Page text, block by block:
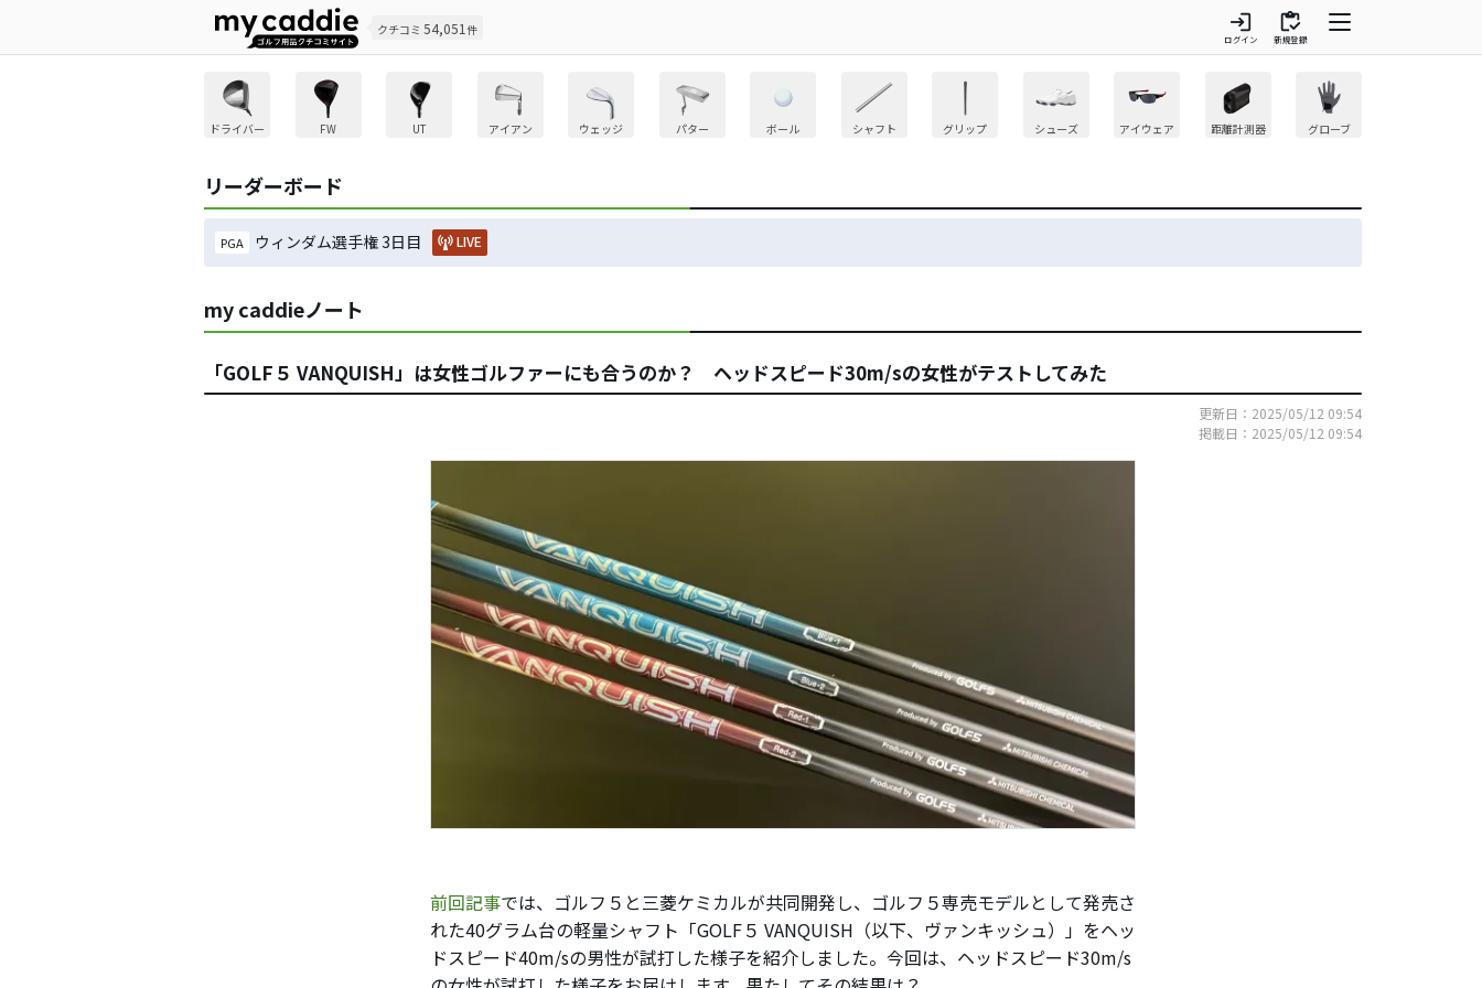
クチコミ 54,051 件 login
ログイン
inventory
新規登録
ドライバー FW UT アイアン ウェッジ パター ボール シャフト グリップ シューズ アイウェア 距離計測器 グローブ
リーダーボード
PGA ウィンダム選手権 3日目 LIVE
my caddieノート
「GOLF５ VANQUISH」は女性ゴルファーにも合うのか？ ヘッドスピード30m/sの女性がテストしてみた
更新日：2025/05/12 09:54
掲載日：2025/05/12 09:54
前回記事では、ゴルフ５と三菱ケミカルが共同開発し、ゴルフ５専売モデルとして発売さ
れた40グラム台の軽量シャフト「GOLF５ VANQUISH（以下、ヴァンキッシュ）」をヘッ
ドスピード40m/sの男性が試打した様子を紹介しました。今回は、ヘッドスピード30m/s